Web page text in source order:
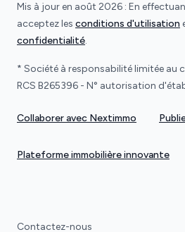
Mis à jour en août 2026 : En
acceptez les conditions d'utilisation
confidentialité.
* Société à responsabilité limitée au
RCS B265396 - N° autorisation
Collaborer avec Nextimmo
Plateforme immobilière innovante
Contactez-nous